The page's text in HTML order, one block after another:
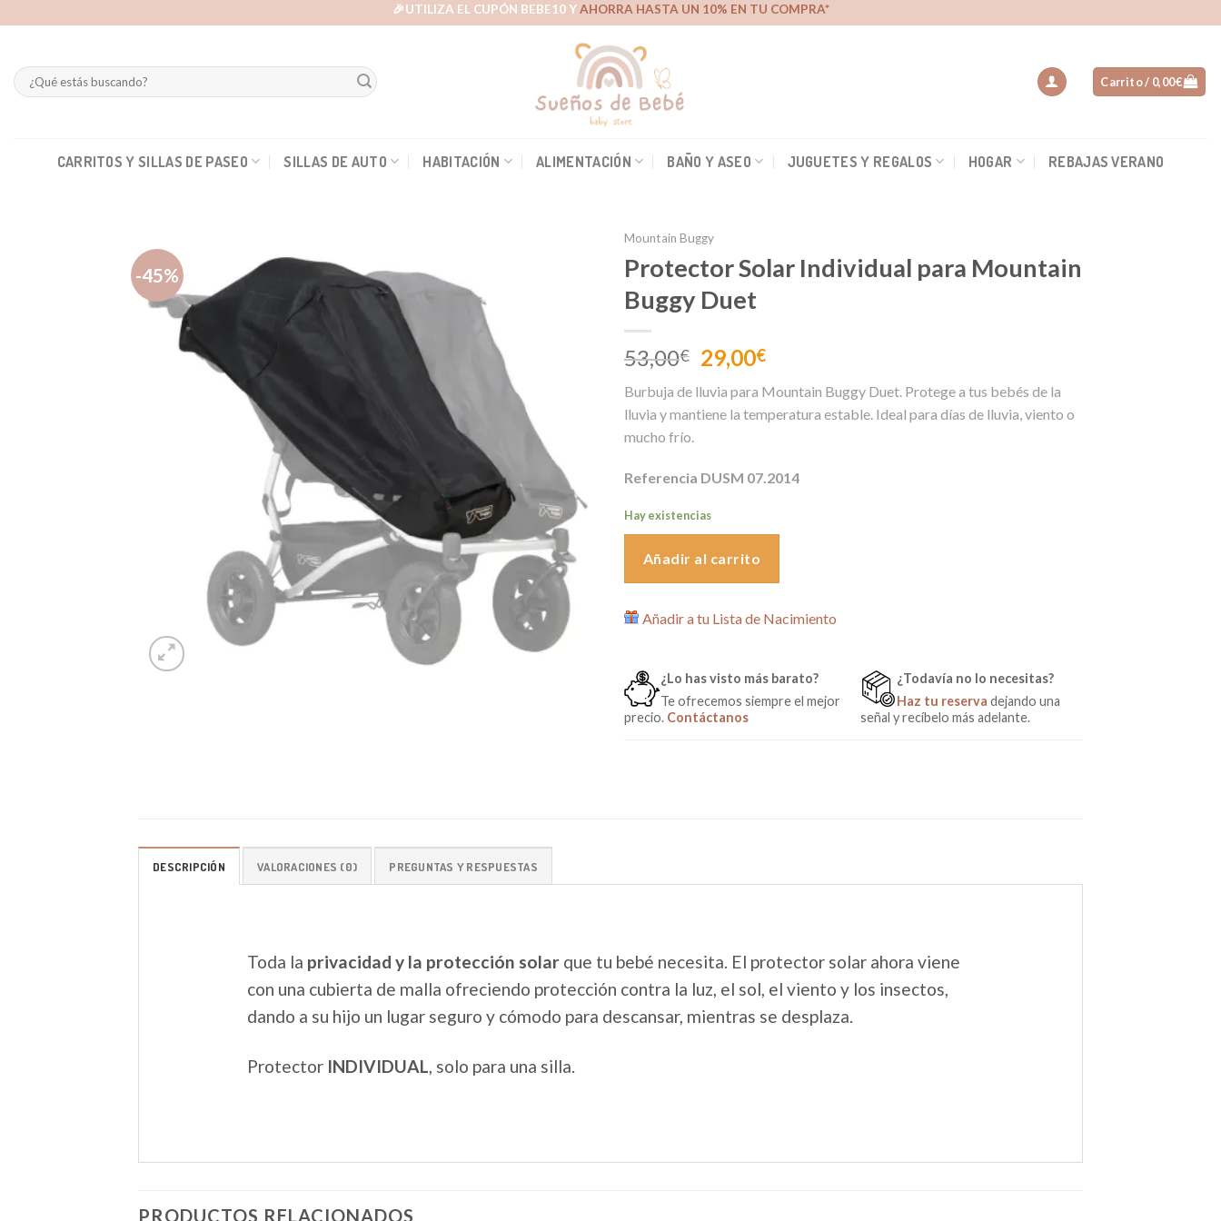
🎉UTILIZA EL CUPÓN BEBE10 YAHORRA HASTA UN 10% EN TU COMPRA*
Buscar
por:
Carrito / 0,00€
CARRITOS Y SILLAS DE PASEO SILLAS DE AUTO HABITACIÓN ALIMENTACIÓN BAÑO Y ASEO JUGUETES Y REGALOS HOGAR REBAJAS VERANO
-45%
Mountain Buggy
Protector Solar Individual para Mountain
Buggy Duet
53,00€ El
precio
original
era:
29,00€El
actual
es:
Burbuja de lluvia para Mountain Buggy Duet. Protege a tus bebés de la
lluvia y mantiene la temperatura estable. Ideal para días de lluvia, viento o
mucho frío.
Referencia DUSM 07.2014
Hay existencias
Añadir al carrito
Añadir a tu Lista de Nacimiento
¿Lo has visto más barato?
Te ofrecemos siempre el mejor
precio. Contáctanos
¿Todavía no lo necesitas?
Haz tu reserva dejando una
señal y recíbelo más adelante.
DESCRIPCIÓN VALORACIONES (0) PREGUNTAS Y RESPUESTAS
Toda la privacidad y la protección solar que tu bebé necesita. El protector solar ahora viene
con una cubierta de malla ofreciendo protección contra la luz, el sol, el viento y los insectos,
dando a su hijo un lugar seguro y cómodo para descansar, mientras se desplaza.
Protector INDIVIDUAL, solo para una silla.
PRODUCTOS RELACIONADOS